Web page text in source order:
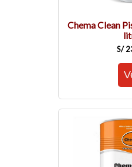
Chema Clean
S/